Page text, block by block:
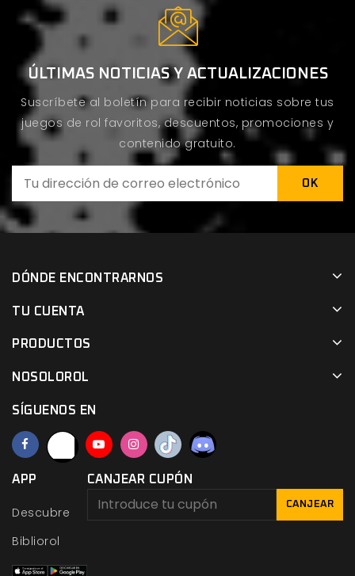
ÚLTIMAS NOTICIAS Y ACTUALIZACIONES
Suscríbete al boletín para recibir noticias sobre tus
juegos de rol favoritos, descuentos, promociones y
contenido gratuito.
DÓNDE ENCONTRARNOS
TU CUENTA
PRODUCTOS
NOSOLOROL
SÍGUENOS EN
APP
Descubre
Bibliorol
CANJEAR CUPÓN
CANJEAR